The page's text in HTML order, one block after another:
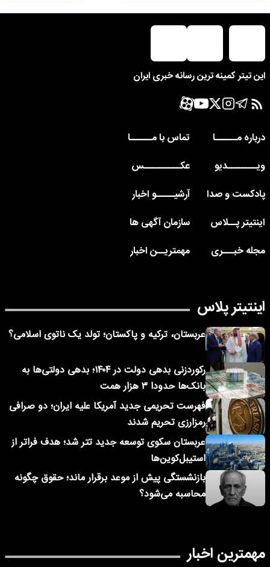
این تیتر کمینه ترین رسانه خبری ایران
درباره مــــــا
تماس با مــــــا
ویــــــــدیو
عکــــــــــس
پادکست و صدا
آرشیـــــو اخبار
اینتیتر پــلاس
سازمان آگهی ها
مجله خبـــری
مهمتریــن اخبار
اینتیتر پلاس
عربستان، ترکیه و پاکستان؛ تولد یک ناتوی اسلامی؟
رکوردزنی بدهی دولت در ۱۴۰۴؛ بدهی دولتی‌ها به
بانک‌ها حدودا ۳ هزار همت
فهرست تحریمی جدید آمریکا علیه ایران؛ دو صرافی
رمزارزی تحریم شدند
عربستان سکوی توسعه جدید تتر شد؛ هدف فراتر از
استیبل‌کوین‌ها
بازنشستگی پیش از موعد برقرار ماند؛ حقوق چگونه
محاسبه می‌شود؟
مهمترین اخبار